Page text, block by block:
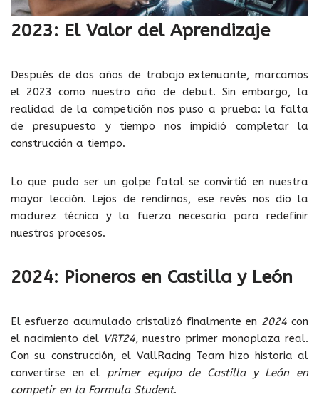
2023: El Valor del Aprendizaje
Después de dos años de trabajo extenuante, marcamos
el 2023 como nuestro año de debut. Sin embargo, la
realidad de la competición nos puso a prueba: la falta
de presupuesto y tiempo nos impidió completar la
construcción a tiempo.
Lo que pudo ser un golpe fatal se convirtió en nuestra
mayor lección. Lejos de rendirnos, ese revés nos dio la
madurez técnica y la fuerza necesaria para redefinir
nuestros procesos.
2024: Pioneros en Castilla y León
El esfuerzo acumulado cristalizó finalmente en 2024 con
el nacimiento del VRT24, nuestro primer monoplaza real.
Con su construcción, el VallRacing Team hizo historia al
convertirse en el primer equipo de Castilla y León en
competir en la Formula Student.